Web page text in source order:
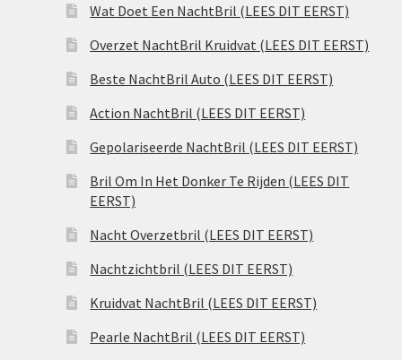
Wat Doet Een NachtBril (LEES DIT EERST)
Overzet NachtBril Kruidvat (LEES DIT EERST)
Beste NachtBril Auto (LEES DIT EERST)
Action NachtBril (LEES DIT EERST)
Gepolariseerde NachtBril (LEES DIT EERST)
Bril Om In Het Donker Te Rijden (LEES DIT
EERST)
Nacht Overzetbril (LEES DIT EERST)
Nachtzichtbril (LEES DIT EERST)
Kruidvat NachtBril (LEES DIT EERST)
Pearle NachtBril (LEES DIT EERST)